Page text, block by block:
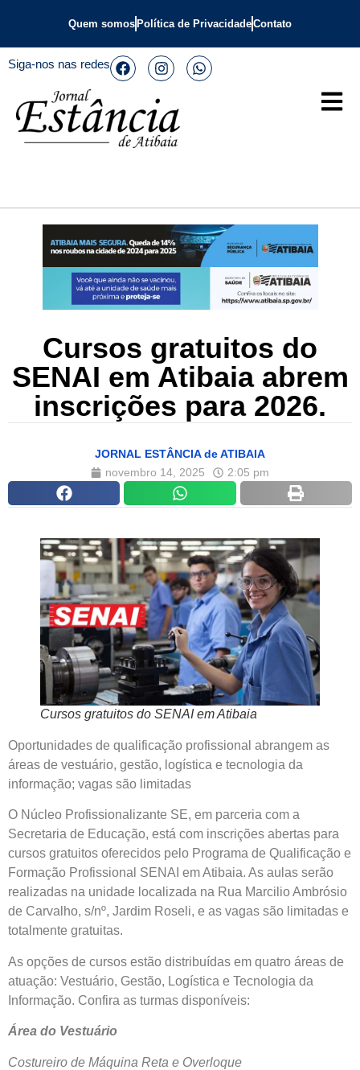
Quem somos Política de PrivacidadeContato
Siga-nos nas redes
Cursos gratuitos do
SENAI em Atibaia abrem
inscrições para 2026.
JORNAL ESTÂNCIA de ATIBAIA
novembro 14, 2025
2:05 pm
Cursos gratuitos do SENAI em Atibaia
Oportunidades de qualificação profissional abrangem as
áreas de vestuário, gestão, logística e tecnologia da
informação; vagas são limitadas
O Núcleo Profissionalizante SE, em parceria com a
Secretaria de Educação, está com inscrições abertas para
cursos gratuitos oferecidos pelo Programa de Qualificação e
Formação Profissional SENAI em Atibaia. As aulas serão
realizadas na unidade localizada na Rua Marcilio Ambrósio
de Carvalho, s/nº, Jardim Roseli, e as vagas são limitadas e
totalmente gratuitas.
As opções de cursos estão distribuídas em quatro áreas de
atuação: Vestuário, Gestão, Logística e Tecnologia da
Informação. Confira as turmas disponíveis:
Área do Vestuário
Costureiro de Máquina Reta e Overloque